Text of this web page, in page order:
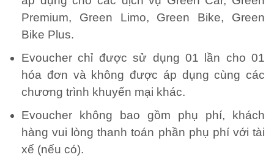
Premium, Green Limo, Green Bike, Green
Bike Plus.
Evoucher chỉ được sử dụng 01 lần cho 01
hóa đơn và không được áp dụng cùng các
chương trình khuyến mại khác.
Evoucher không bao gồm phụ phí, khách
hàng vui lòng thanh toán phần phụ phí với tài
xế (nếu có).